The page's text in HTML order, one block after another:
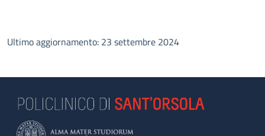
Ultimo aggiornamento: 23 settembre 2024